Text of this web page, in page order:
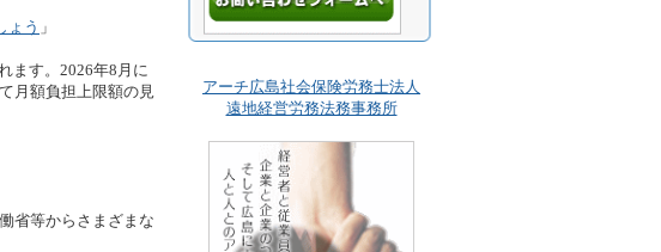
ょう 」
ます。2026年8月に
月額負担上限額の見
省等からさまざまな
アーチ広島社会保険労務士法人
遠地経営労務法務事務所